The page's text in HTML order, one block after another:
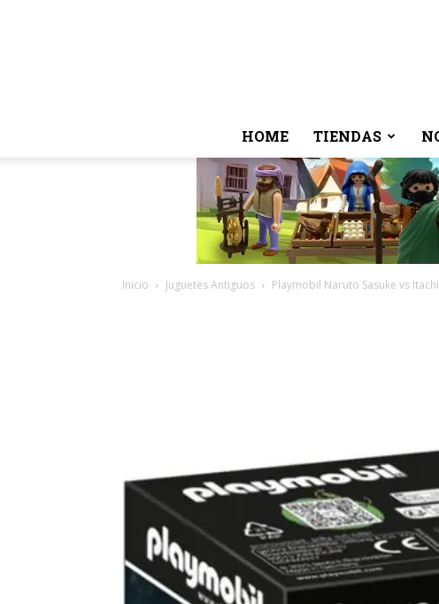
HOME TIENDAS
Inicio Juguetes Antiguos Playmobil Naruto Sasuke vs